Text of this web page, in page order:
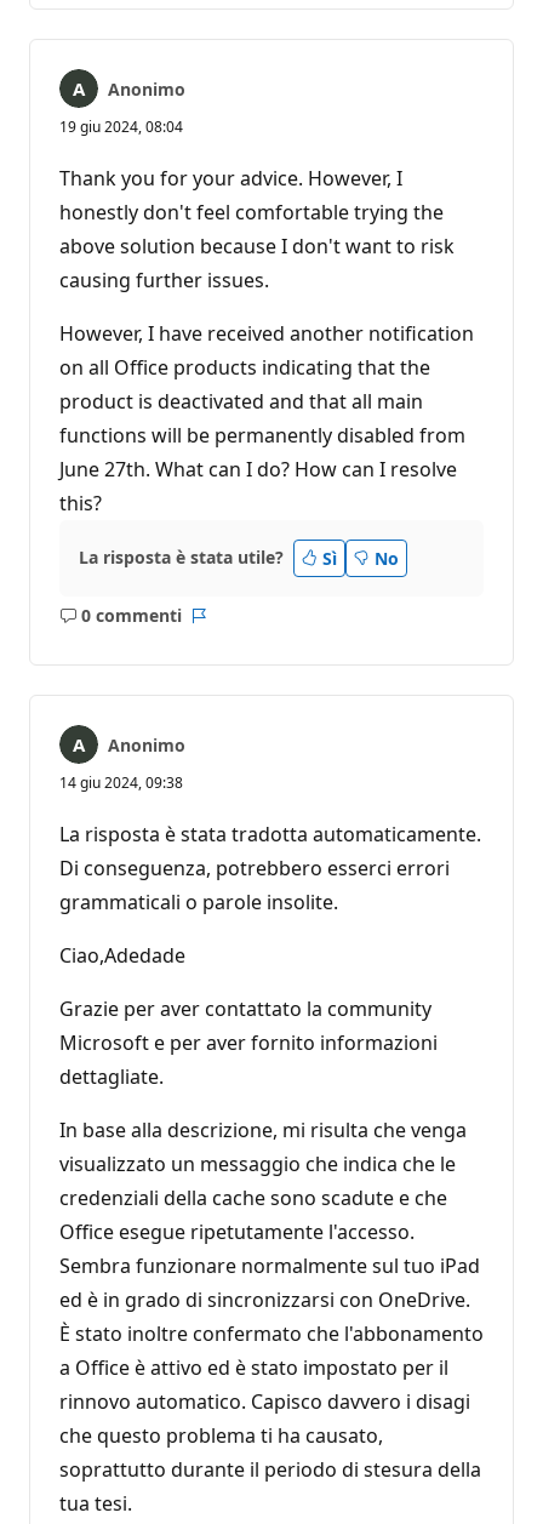
Anonimo
19 giu 2024, 08:04
Thank you for your advice. However, I
honestly don't feel comfortable trying the
above solution because I don't want to risk
causing further issues.
However, I have received another notification
on all Office products indicating that the
product is deactivated and that all main
functions will be permanently disabled from
June 27th. What can I do? How can I resolve
this?
La risposta è stata utile? Sì No
0 commenti
Nessun
Anonimo
14 giu 2024, 09:38
La risposta è stata tradotta automaticamente.
Di conseguenza, potrebbero esserci errori
grammaticali o parole insolite.
Ciao,Adedade
Grazie per aver contattato la community
Microsoft e per aver fornito informazioni
dettagliate.
In base alla descrizione, mi risulta che venga
visualizzato un messaggio che indica che le
credenziali della cache sono scadute e che
Office esegue ripetutamente l'accesso.
Sembra funzionare normalmente sul tuo iPad
ed è in grado di sincronizzarsi con OneDrive.
È stato inoltre confermato che l'abbonamento
a Office è attivo ed è stato impostato per il
rinnovo automatico. Capisco davvero i disagi
che questo problema ti ha causato,
soprattutto durante il periodo di stesura della
tua tesi.